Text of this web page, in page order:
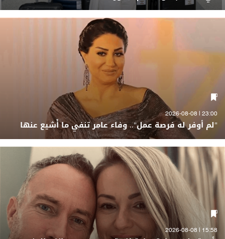
23:00 | 2026-08-08
"لم أوفر له فرصة عمل".. وفاء عامر تنفي ما أُشيع عنها
15:58 | 2026-08-08